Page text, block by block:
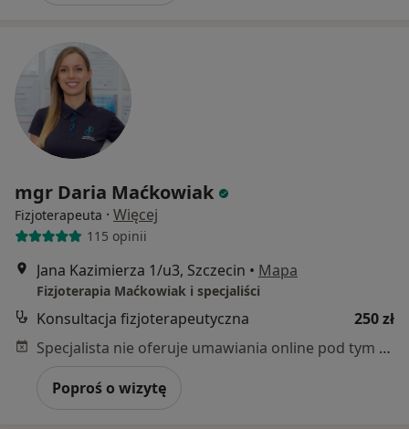
mgr Daria Maćkowiak
Fizjoterapeuta · Więcej
115 opinii
Jana Kazimierza 1/u3, Szczecin • Mapa
Fizjoterapia Maćkowiak i specjaliści
Konsultacja fizjoterapeutyczna
250 zł
Specjalista nie oferuje umawiania online pod tym adresem.
Poproś o wizytę